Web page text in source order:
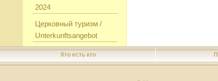
2024
Церковный туризм /
Unterkunftsangebot
Кто есть кто